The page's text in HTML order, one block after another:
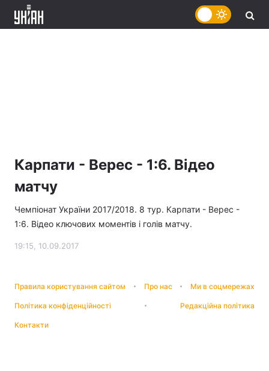
Карпати - Верес - 1:6. Відео
матчу
Чемпіонат України 2017/2018. 8 тур. Карпати - Верес -
1:6. Відео ключових моментів і голів матчу.
19:15, 10.09.2017
Правила користування сайтом Про нас Ми в соцмережах
Політика конфіденційності Редакційна політика
Контакти